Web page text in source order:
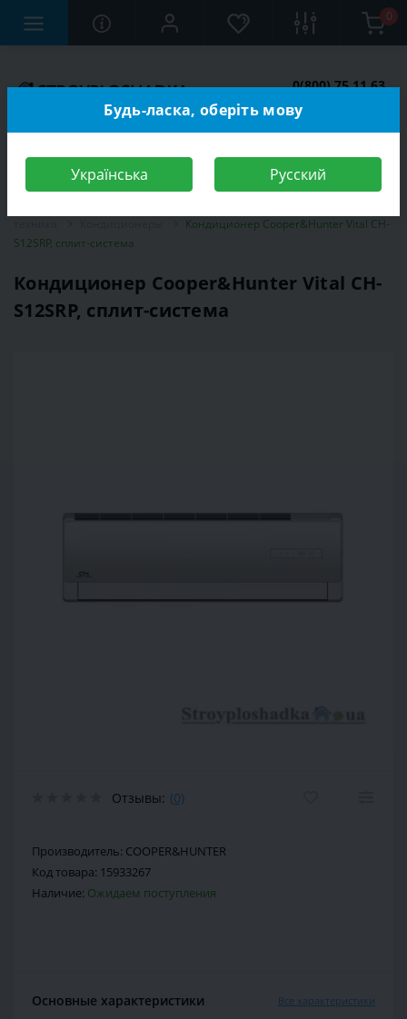
0
0(800) 75 11 63
Кондиционер Cooper&Hunter Vital CH-
S12SRP, сплит-система
Кондиционер Cooper&Hunter Vital CH-
S12SRP, сплит-система
Отзывы: (0)
Производитель: COOPER&HUNTER
Код товара: 15933267
Наличие: Ожидаем поступления
Основные характеристики Все характеристики
Будь-ласка, оберіть мову
Українська Русский